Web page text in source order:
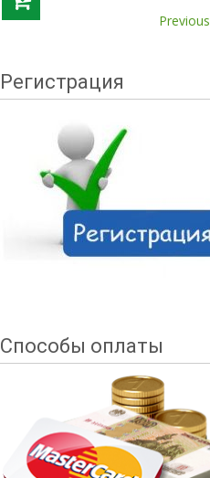
Previous
Регистрация
Способы оплаты